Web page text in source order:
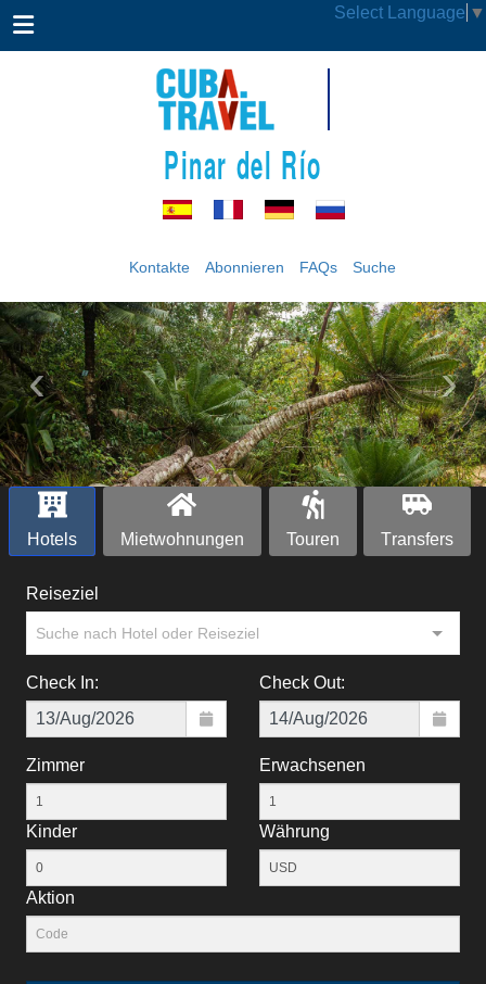
Select Language ▼
Pinar del Río
Kontakte Abonnieren FAQs Suche
‹ ›
Hotels Mietwohnungen Touren Тransfers
Reiseziel
Suche nach Hotel oder Reiseziel
Check In: Check Out:
Zimmer Erwachsenen
Kinder Währung
Aktion